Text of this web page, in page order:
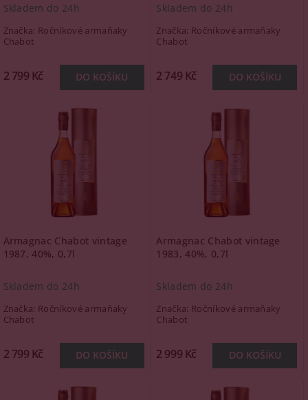
Skladem do 24h
Značka: Ročníkové armaňaky
Chabot
2 799 Kč
Skladem do 24h
Značka: Ročníkové armaňaky
Chabot
2 749 Kč
Armagnac Chabot vintage
1987, 40%, 0,7l
Skladem do 24h
Značka: Ročníkové armaňaky
Chabot
2 799 Kč
Armagnac Chabot vintage
1983, 40%, 0,7l
Skladem do 24h
Značka: Ročníkové armaňaky
Chabot
2 999 Kč